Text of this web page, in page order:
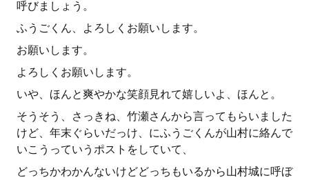
呼びましょう。
ふうごくん、よろしくお願いします。
お願いします。
よろしくお願いします。
いや、ほんと爽やかな笑顔見れて嬉しいよ、ほんと。
そうそう、さっきね、竹瀬さんから言ってもらいました
けど、年末ぐらいだっけ、にふうごくんが山村に絡んで
いこうっていうポストをしていて、
どっちかわかんないけどどっちもいるから山村城に呼ぼ